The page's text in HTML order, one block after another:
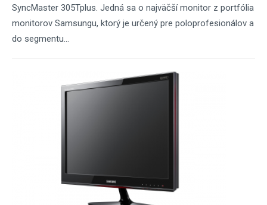
SyncMaster 305Tplus. Jedná sa o najväčší monitor z portfólia
monitorov Samsungu, ktorý je určený pre poloprofesionálov a
do segmentu...